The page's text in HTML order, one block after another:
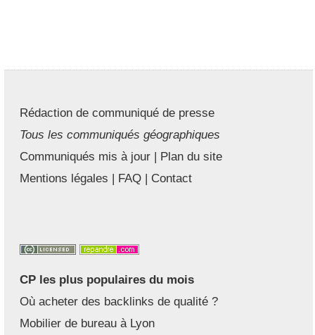
Rédaction de communiqué de presse
Tous les communiqués géographiques
Communiqués mis à jour | Plan du site
Mentions légales | FAQ | Contact
CP les plus populaires du mois
Où acheter des backlinks de qualité ?
Mobilier de bureau à Lyon